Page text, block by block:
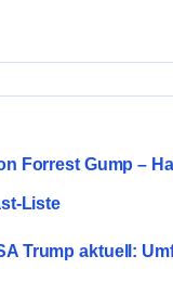
Forrest Gump –
Liste
Trump aktuell: